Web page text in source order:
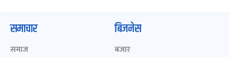
समाचार
समाज
बिजनेस
बजार